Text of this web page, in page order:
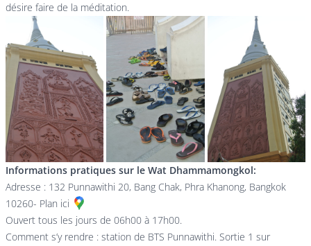
désire faire de la méditation.
Informations pratiques sur le Wat Dhammamongkol:
Adresse : 132 Punnawithi 20, Bang Chak, Phra Khanong, Bangkok
10260- Plan ici
Ouvert tous les jours de 06h00 à 17h00.
Comment s’y rendre : station de BTS Punnawithi. Sortie 1 sur